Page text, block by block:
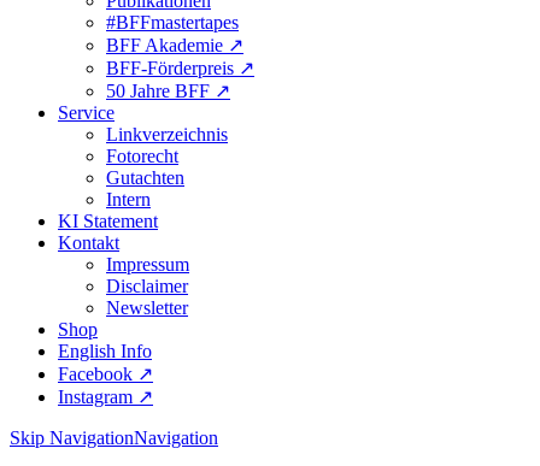
#BFFmastertapes
BFF Akademie ↗︎
BFF-Förderpreis ↗︎
50 Jahre BFF ↗︎
Service
Linkverzeichnis
Fotorecht
Gutachten
Intern
KI Statement
Kontakt
Impressum
Disclaimer
Newsletter
Shop
English Info
Facebook ↗︎
Instagram ↗︎
Skip NavigationNavigation